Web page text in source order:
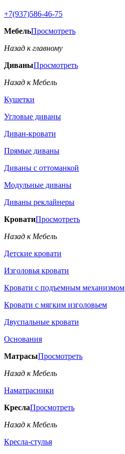
+7(937)586-46-75
МебельПросмотреть
Назад к главному
ДиваныПросмотреть
Назад к Мебель
Кушетки
Угловые диваны
Диван-кровати
Прямые диваны
Диваны с оттоманкой
Модульные диваны
Диваны реклайнеры
КроватиПросмотреть
Назад к Мебель
Детские кровати
Изголовья кровати
Кровати с подъемным механизмом
Кровати с мягким изголовьем
Двуспальные кровати
Основания
МатрасыПросмотреть
Назад к Мебель
Наматрасники
КреслаПросмотреть
Назад к Мебель
Кресла-стулья